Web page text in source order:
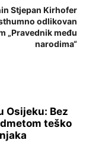
Stjepan Kirhofer
odlikovan
„Pravednik među
narodima“
Osijeku: Bez
teško